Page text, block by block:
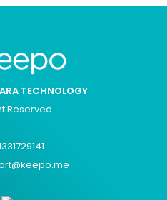
TECHNOLOGY
Reserved